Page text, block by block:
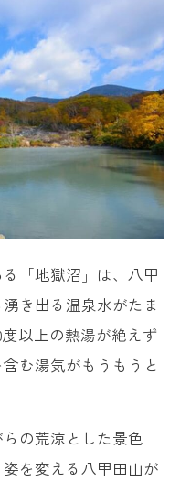
「地獄沼」は、八甲
き出る温泉水がたま
以上の熱湯が絶えず
む湯気がもうもうと
の荒涼とした景色
を変える八甲田山が